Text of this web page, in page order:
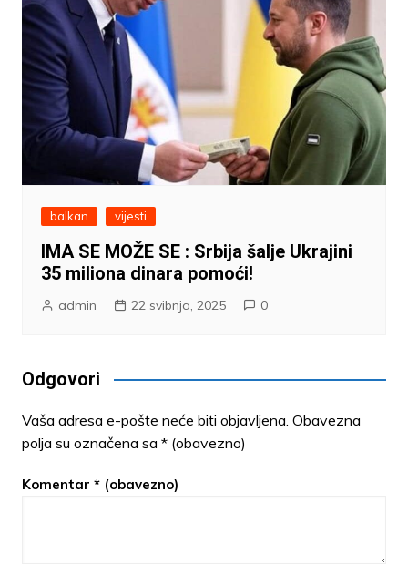
balkan vijesti
IMA SE MOŽE SE : Srbija šalje Ukrajini
35 miliona dinara pomoći!
admin 22 svibnja, 2025 0
Odgovori
Vaša adresa e-pošte neće biti objavljena. Obavezna
polja su označena sa * (obavezno)
Komentar * (obavezno)